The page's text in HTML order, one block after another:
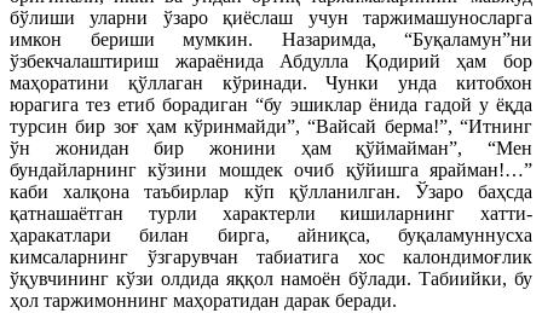
бўлиши уларни ўзаро қиёслаш учун таржимашуносларга
имкон бериши мумкин. Назаримда, “Буқаламун”ни
ўзбекчалаштириш жараёнида Абдулла Қодирий ҳам бор
маҳоратини қўллаган кўринади. Чунки унда китобхон
юрагига тез етиб борадиган “бу эшиклар ёнида гадой у ёқда
турсин бир зоғ ҳам кўринмайди”, “Вайсай берма!”, “Итнинг
ўн жонидан бир жонини ҳам қўймайман”, “Мен
бундайларнинг кўзини мошдек очиб қўйишга ярайман!…”
каби халқона таъбирлар кўп қўлланилган. Ўзаро баҳсда
қатнашаётган турли характерли кишиларнинг хатти-
ҳаракатлари билан бирга, айниқса, буқаламуннусха
кимсаларнинг ўзгарувчан табиатига хос калондимоғлик
ўқувчининг кўзи олдида яққол намоён бўлади. Табиийки, бу
ҳол таржимоннинг маҳоратидан дарак беради.